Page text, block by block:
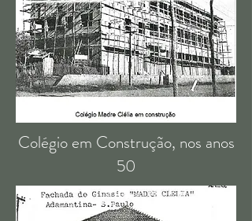
Colégio em Construção, nos anos
50